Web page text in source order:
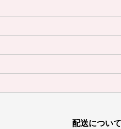
配送について